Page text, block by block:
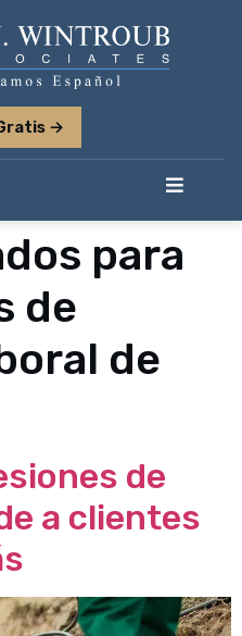
→
para
de
de
de
a clientes